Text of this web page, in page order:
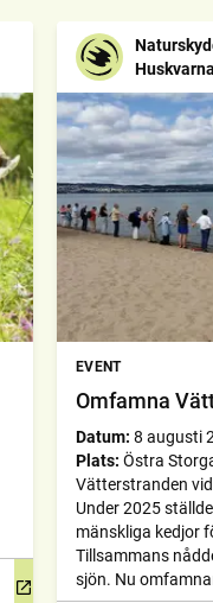
EVENT
Omfamna
Datum: 8 augusti
Plats: Östra
Vätterstranden
Under 2025
mänskliga kedjor
Tillsammans
sjön. Nu